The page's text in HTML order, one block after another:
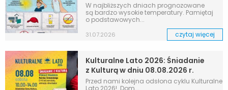
W najbliższych dniach prognozowane
są bardzo wysokie temperatury. Pamiętaj
o podstawowych...
31.07.2026 czytaj więcej
Kulturalne Lato 2026: Śniadanie
z Kulturą w dniu 08.08.2026 r.
Przed nami kolejna odsłona cyklu Kulturalne
Lato 2026! Dom...